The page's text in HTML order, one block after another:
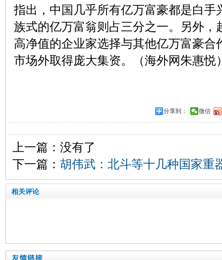
指出，中国几乎所有亿万富豪都是白手
族式的亿万富翁则占三分之一。另外，
高净值的企业家选择与其他亿万富豪合
市场外取得庞大集资。（海外网朱惠悦
分享到： 微信
上一篇：没有了
下一篇： 胡伟武：北斗等十几种国家重
相关评论